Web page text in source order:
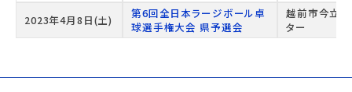
2023年4月8日(土)
第6回全日本ラージボール卓
球選手権大会 県予選会
越前市今立
ター